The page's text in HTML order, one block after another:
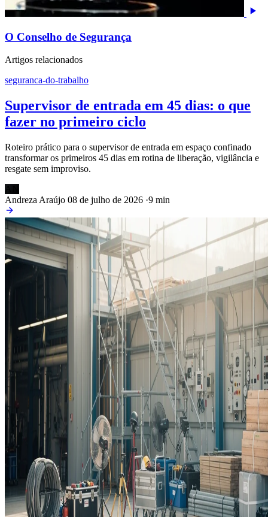
O Conselho de Segurança
Artigos relacionados
seguranca-do-trabalho
Supervisor de entrada em 45 dias: o que
fazer no primeiro ciclo
Roteiro prático para o supervisor de entrada em espaço confinado
transformar os primeiros 45 dias em rotina de liberação, vigilância e
resgate sem improviso.
Andreza Araújo 08 de julho de 2026 ·9 min